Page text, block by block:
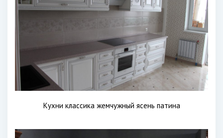
Кухни классика жемчужный ясень патина